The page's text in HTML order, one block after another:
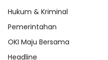
Hukum & Kriminal
Pemerintahan
OKI Maju Bersama
Headline